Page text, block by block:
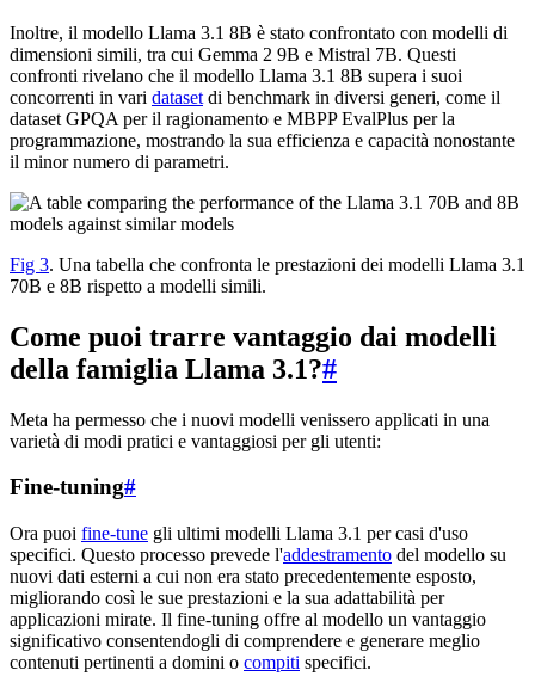
Inoltre, il modello Llama 3.1 8B è stato confrontato con modelli di
dimensioni simili, tra cui Gemma 2 9B e Mistral 7B. Questi
confronti rivelano che il modello Llama 3.1 8B supera i suoi
concorrenti in vari dataset di benchmark in diversi generi, come il
dataset GPQA per il ragionamento e MBPP EvalPlus per la
programmazione, mostrando la sua efficienza e capacità nonostante
il minor numero di parametri.
Fig 3. Una tabella che confronta le prestazioni dei modelli Llama 3.1
70B e 8B rispetto a modelli simili.
Come puoi trarre vantaggio dai modelli
della famiglia Llama 3.1?#
Meta ha permesso che i nuovi modelli venissero applicati in una
varietà di modi pratici e vantaggiosi per gli utenti:
Fine-tuning#
Ora puoi fine-tune gli ultimi modelli Llama 3.1 per casi d'uso
specifici. Questo processo prevede l'addestramento del modello su
nuovi dati esterni a cui non era stato precedentemente esposto,
migliorando così le sue prestazioni e la sua adattabilità per
applicazioni mirate. Il fine-tuning offre al modello un vantaggio
significativo consentendogli di comprendere e generare meglio
contenuti pertinenti a domini o compiti specifici.